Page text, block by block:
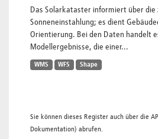
Das Solarkataster informiert über die
Sonneneinstahlung; es dient
Orientierung. Bei den Daten handelt
Modellergebnisse, die einer...
WMS WFS Shape
Sie können dieses Register auch über die
Dokumentation) abrufen.